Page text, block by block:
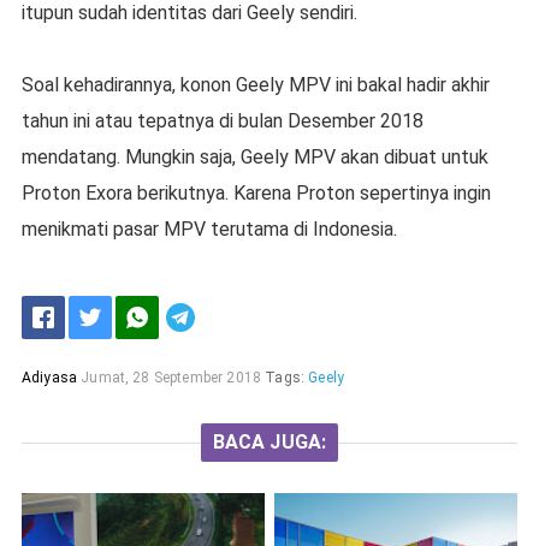
itupun sudah identitas dari Geely sendiri.
Soal kehadirannya, konon Geely MPV ini bakal hadir akhir
tahun ini atau tepatnya di bulan Desember 2018
mendatang. Mungkin saja, Geely MPV akan dibuat untuk
Proton Exora berikutnya. Karena Proton sepertinya ingin
menikmati pasar MPV terutama di Indonesia.
Adiyasa Jumat, 28 September 2018 Tags:Geely
BACA JUGA: